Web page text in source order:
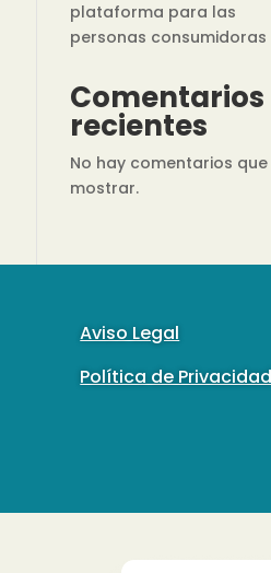
plataforma para las
personas consumidoras
Comentarios
recientes
No hay comentarios que
mostrar.
Aviso Legal
Política de Privacidad